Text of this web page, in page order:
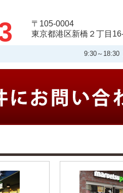
〒105-0004
東京都港区新橋２丁目
9:30～18:30